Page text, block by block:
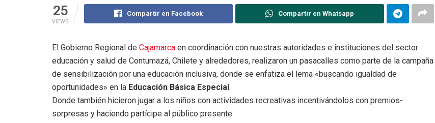
25
VIEWS
Compartir en Facebook Compartir en Whatsapp
El Gobierno Regional de Cajamarca en coordinación con nuestras autoridades e instituciones del sector
educación y salud de Contumazá, Chilete y alrededores, realizaron un pasacalles como parte de la campaña
de sensibilización por una educación inclusiva, donde se enfatiza el lema «buscando igualdad de
oportunidades» en la Educación Básica Especial .
Donde también hicieron jugar a los niños con actividades recreativas incentivándolos con premios-
sorpresas y haciendo partícipe al público presente.